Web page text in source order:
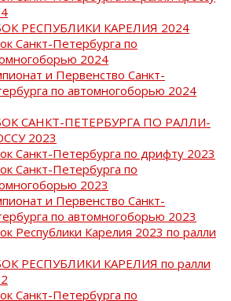
РЕСПУБЛИКИ КАРЕЛИЯ 2024
Санкт-Петербурга по
2024
и Первенство Санкт-
по автомногоборью 2024
САНКТ-ПЕТЕРБУРГА ПО РАЛЛИ-
2023
Санкт-Петербурга по дрифту 2023
Санкт-Петербурга по
2023
и Первенство Санкт-
по автомногоборью 2023
Республики Карелия 2023 по ралли
РЕСПУБЛИКИ КАРЕЛИЯ по ралли
Санкт-Петербурга по